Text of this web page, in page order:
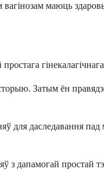
маюць
Затым ён
даследавання
простай